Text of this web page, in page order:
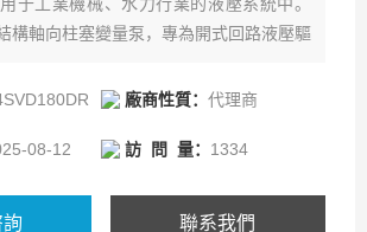
構軸向柱塞變量泵，專為開式回路液壓驅
廠商性質： 代理商
08-12 訪 問 量： 1334
聯系我們